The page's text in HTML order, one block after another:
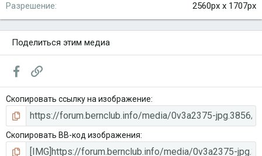
Разрешение
2560px x 1707px
Поделиться этим медиа
FacebookСсылка
Скопировать ссылку на изображение
Скопировать BB-код изображения